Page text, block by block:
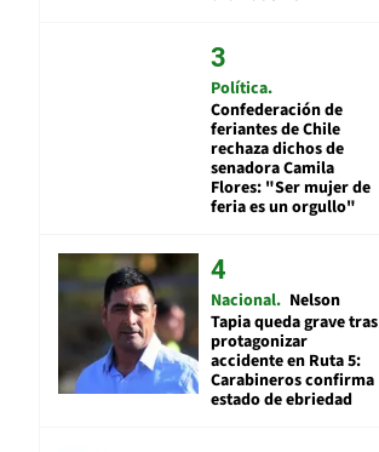
Política
Confederación de
feriantes de Chile
rechaza dichos de
senadora Camila
Flores: "Ser mujer de
feria es un orgullo"
Nacional Nelson
Tapia queda grave tras
protagonizar
accidente en Ruta 5:
Carabineros confirma
estado de ebriedad